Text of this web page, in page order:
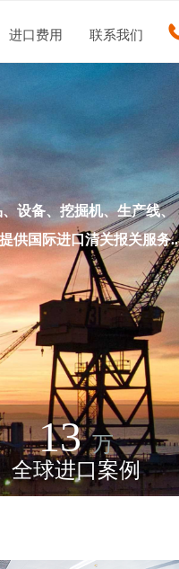
进口费用 联系我们
设备、挖掘机、生产线、
供国际进口清关报关服务..
全球进口案例
13万